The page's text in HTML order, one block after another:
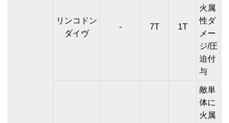
リンコドン
ダイヴ
- 7T 1T
火属
性ダ
メー
ジ/圧
迫付
与
敵単
体に
火属